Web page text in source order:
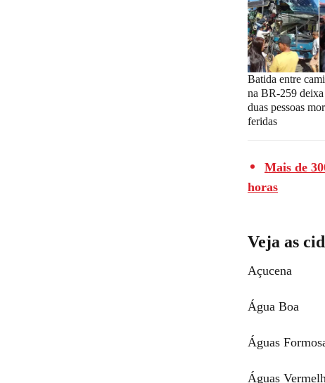
Batida entre
na BR-259 deixa
duas pessoas
feridas
Mais de
horas
Veja as
Açucena
Água Boa
Águas
Águas